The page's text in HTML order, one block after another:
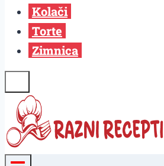
Kolači
Torte
Zimnica